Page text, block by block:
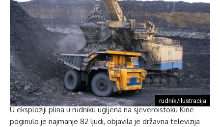
rudnik/ilustracija
U eksploziji plina u rudniku ugljena na sjeveroistoku Kine
poginulo je najmanje 82 ljudi, objavila je državna televizija